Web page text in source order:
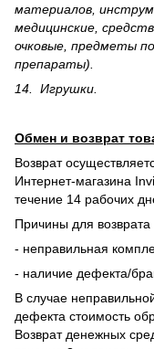
материалов,
медицинские,
очковые, предметы
препараты).
14. Игрушки.
Обмен и возврат
Возврат
Интернет-магазина
течение 14 рабочих
Причины для
- неправильная
- наличие дефекта/
В случае
дефекта стоимость
Возврат денежных